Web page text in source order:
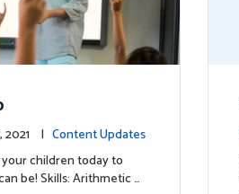
2021 | Content Updates
children today to
be! Skills: Arithmetic …